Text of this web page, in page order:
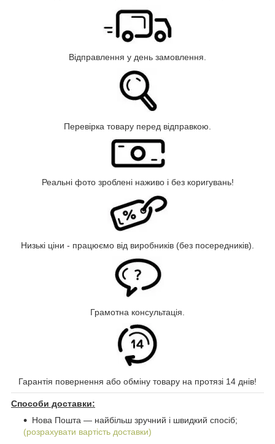
Відправлення у день замовлення.
Перевірка товару перед відправкою.
Реальні фото зроблені наживо і без коригувань!
Низькі ціни - працюємо від виробників (без посередників).
Грамотна консультація.
Гарантія повернення або обміну товару на протязі 14 днів!
Способи доставки:
Нова Пошта ― найбільш зручний і швидкий спосіб;
(розрахувати вартість доставки)